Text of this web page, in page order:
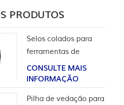
PRODUTOS
Selos colados para
ferramentas de
completação
CONSULTE MAIS
INFORMAÇÃO
Pilha de vedação para